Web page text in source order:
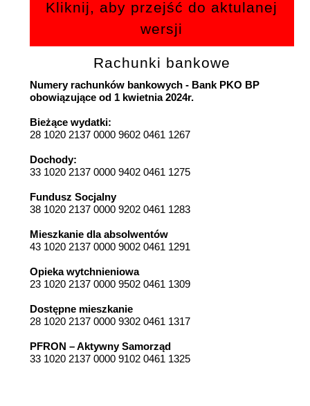
Kliknij, aby przejść do aktulanej
wersji
Rachunki bankowe
Numery rachunków bankowych - Bank PKO BP
obowiązujące od 1 kwietnia 2024r.
Bieżące wydatki:
28 1020 2137 0000 9602 0461 1267
Dochody:
33 1020 2137 0000 9402 0461 1275
Fundusz Socjalny
38 1020 2137 0000 9202 0461 1283
Mieszkanie dla absolwentów
43 1020 2137 0000 9002 0461 1291
Opieka wytchnieniowa
23 1020 2137 0000 9502 0461 1309
Dostępne mieszkanie
28 1020 2137 0000 9302 0461 1317
PFRON – Aktywny Samorząd
33 1020 2137 0000 9102 0461 1325